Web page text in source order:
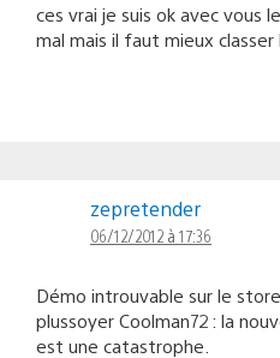
ces vrai je suis ok avec vous
mal mais il faut mieux classer
zepretender
06/12/2012 à 17:36
Démo introuvable sur le
plussoyer Coolman72 : la
est une catastrophe.